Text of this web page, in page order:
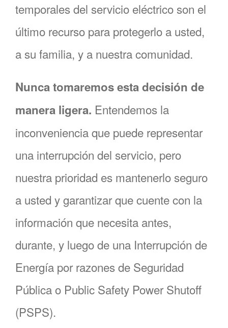
temporales del servicio eléctrico son el
último recurso para protegerlo a usted,
a su familia, y a nuestra comunidad.
Nunca tomaremos esta decisión de
manera ligera. Entendemos la
inconveniencia que puede representar
una interrupción del servicio, pero
nuestra prioridad es mantenerlo seguro
a usted y garantizar que cuente con la
información que necesita antes,
durante, y luego de una Interrupción de
Energía por razones de Seguridad
Pública o Public Safety Power Shutoff
(PSPS).